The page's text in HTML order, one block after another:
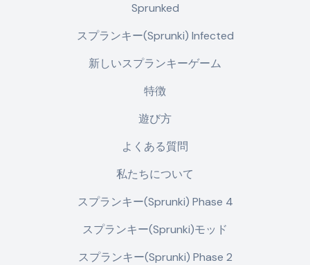
Sprunked
スプランキー(Sprunki) Infected
新しいスプランキーゲーム
特徴
遊び方
よくある質問
私たちについて
スプランキー(Sprunki) Phase 4
スプランキー(Sprunki)モッド
スプランキー(Sprunki) Phase 2